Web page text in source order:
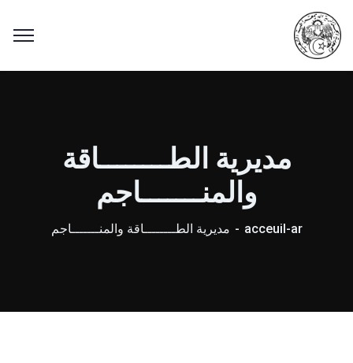
مديرية الطــــــــاقة
والمنـــــــاجم
acceuil-ar مديرية الطــــــــاقة والمنـــــــاجم